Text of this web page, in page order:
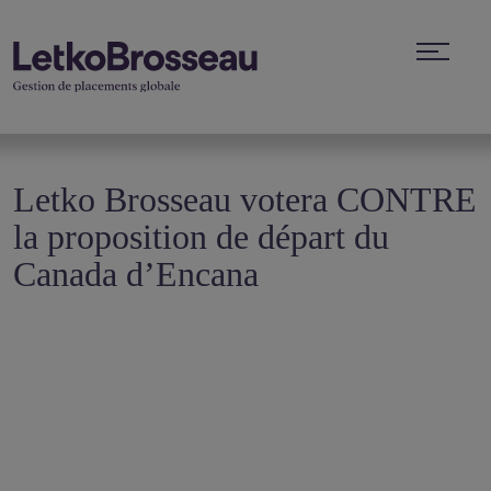
Letko Brosseau votera CONTRE
la proposition de départ du
Canada d’Encana